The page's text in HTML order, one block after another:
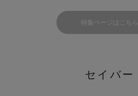
特集ページはこちら
セイバー